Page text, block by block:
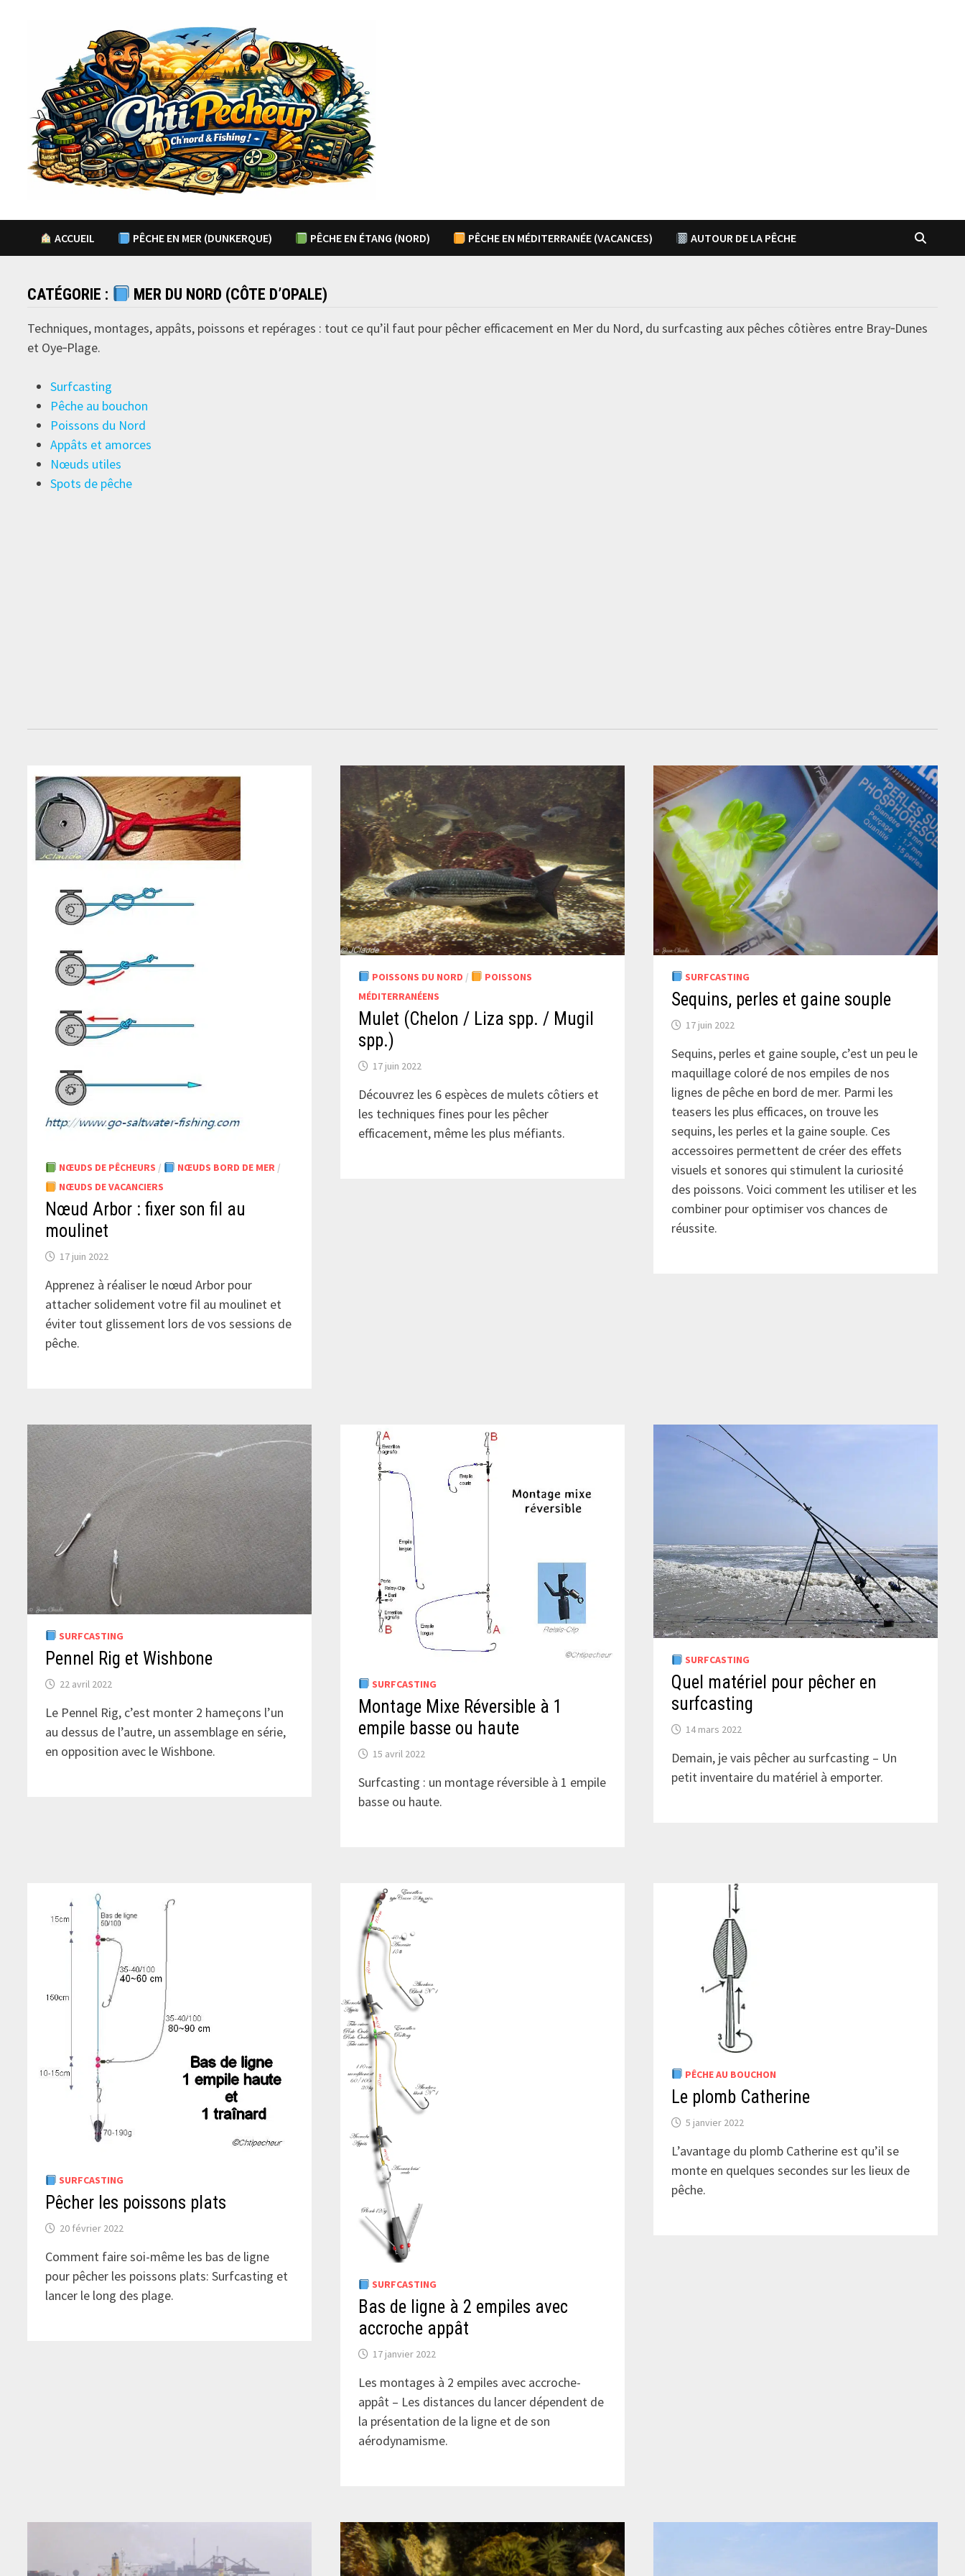
ACCUEIL PÊCHE EN MER (DUNKERQUE) PÊCHE EN ÉTANG (NORD) PÊCHE EN MÉDITERRANÉE (VACANCES) AUTOUR DE LA PÊCHE
CATÉGORIE : MER DU NORD (CÔTE D’OPALE)
Techniques, montages, appâts, poissons et repérages : tout ce qu’il faut pour pêcher efficacement en Mer du Nord, du surfcasting aux pêches côtières entre Bray‑Dunes
et Oye‑Plage.
Surfcasting
Pêche au bouchon
Poissons du Nord
Appâts et amorces
Nœuds utiles
Spots de pêche
NŒUDS DE PÊCHEURS / NŒUDS BORD DE MER /
NŒUDS DE VACANCIERS
Nœud Arbor : fixer son fil au
moulinet
17 juin 2022
Apprenez à réaliser le nœud Arbor pour
attacher solidement votre fil au moulinet et
éviter tout glissement lors de vos sessions de
pêche.
POISSONS DU NORD /
POISSONS
MÉDITERRANÉENS
Mulet (Chelon / Liza spp. / Mugil
spp.)
17 juin 2022
Découvrez les 6 espèces de mulets côtiers et
les techniques fines pour les pêcher
efficacement, même les plus méfiants.
SURFCASTING
Sequins, perles et gaine souple
17 juin 2022
Sequins, perles et gaine souple, c’est un peu le
maquillage coloré de nos empiles de nos
lignes de pêche en bord de mer. Parmi les
teasers les plus efficaces, on trouve les
sequins, les perles et la gaine souple. Ces
accessoires permettent de créer des effets
visuels et sonores qui stimulent la curiosité
des poissons. Voici comment les utiliser et les
combiner pour optimiser vos chances de
réussite.
SURFCASTING
Pennel Rig et Wishbone
22 avril 2022
Le Pennel Rig, c’est monter 2 hameçons l’un
au dessus de l’autre, un assemblage en série,
en opposition avec le Wishbone.
SURFCASTING
Montage Mixe Réversible à 1
empile basse ou haute
15 avril 2022
Surfcasting : un montage réversible à 1 empile
basse ou haute.
SURFCASTING
Quel matériel pour pêcher en
surfcasting
14 mars 2022
Demain, je vais pêcher au surfcasting – Un
petit inventaire du matériel à emporter.
SURFCASTING
Pêcher les poissons plats
20 février 2022
Comment faire soi-même les bas de ligne
pour pêcher les poissons plats: Surfcasting et
lancer le long des plage.
SURFCASTING
Bas de ligne à 2 empiles avec
accroche appât
17 janvier 2022
Les montages à 2 empiles avec accroche-
appât – Les distances du lancer dépendent de
la présentation de la ligne et de son
aérodynamisme.
PÊCHE AU BOUCHON
Le plomb Catherine
5 janvier 2022
L’avantage du plomb Catherine est qu’il se
monte en quelques secondes sur les lieux de
pêche.